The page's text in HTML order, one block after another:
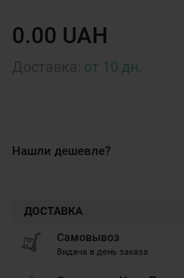
0.00 UAH
от 10 дн.
Нашли дешевле?
ДОСТАВКА
Самовывоз
Видача в день заказа